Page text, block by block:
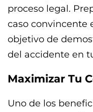
proceso legal.
caso convincente
objetivo de
del accidente en
Maximizar Tu
Uno de los